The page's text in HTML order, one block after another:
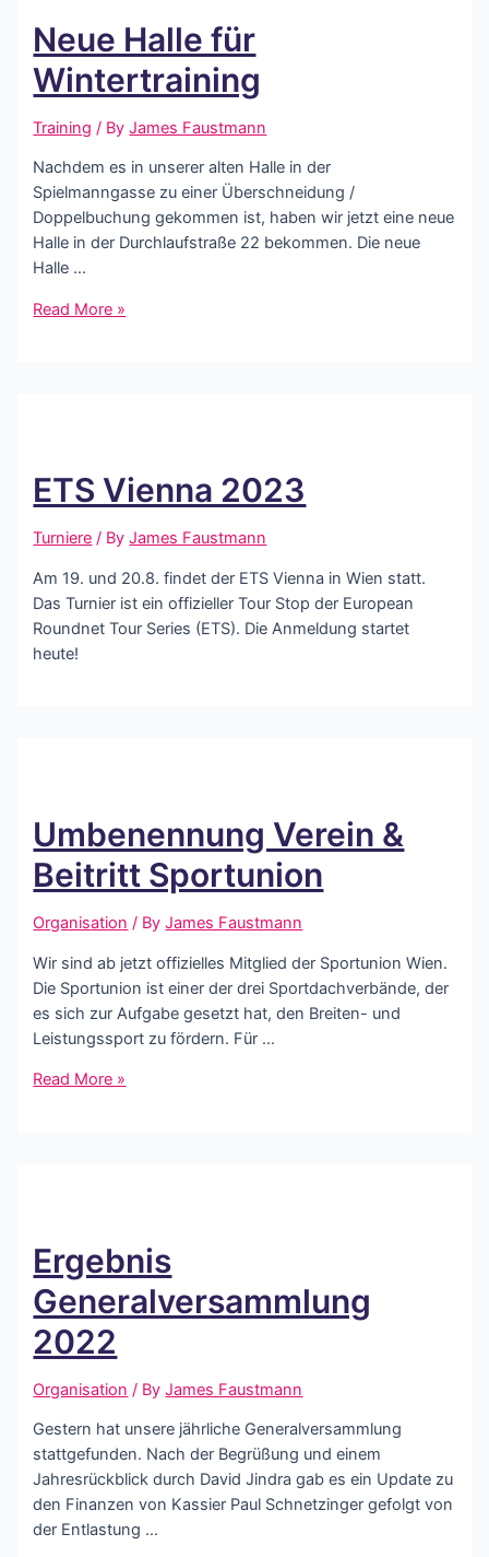
Neue Halle für
Wintertraining
Training / ByJames Faustmann
Nachdem es in unserer alten Halle in der
Spielmanngasse zu einer Überschneidung /
Doppelbuchung gekommen ist, haben wir jetzt eine neue
Halle in der Durchlaufstraße 22 bekommen. Die neue
Halle …
Neue
Read More »
ETS Vienna 2023
Turniere / ByJames Faustmann
Am 19. und 20.8. findet der ETS Vienna in Wien statt.
Das Turnier ist ein offizieller Tour Stop der European
Roundnet Tour Series (ETS). Die Anmeldung startet
heute!
Umbenennung Verein &
Beitritt Sportunion
Organisation / ByJames Faustmann
Wir sind ab jetzt offizielles Mitglied der Sportunion Wien.
Die Sportunion ist einer der drei Sportdachverbände, der
es sich zur Aufgabe gesetzt hat, den Breiten- und
Leistungssport zu fördern. Für …
Umbenennung
Read More »
Ergebnis
Generalversammlung
2022
Organisation / ByJames Faustmann
Gestern hat unsere jährliche Generalversammlung
stattgefunden. Nach der Begrüßung und einem
Jahresrückblick durch David Jindra gab es ein Update zu
den Finanzen von Kassier Paul Schnetzinger gefolgt von
der Entlastung …